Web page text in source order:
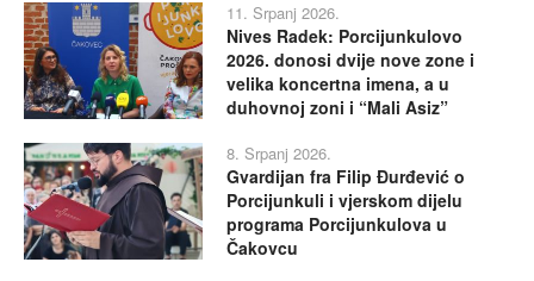
11. Srpanj 2026.
Nives Radek: Porcijunkulovo
2026. donosi dvije nove zone i
velika koncertna imena, a u
duhovnoj zoni i “Mali Asiz”
8. Srpanj 2026.
Gvardijan fra Filip Đurđević o
Porcijunkuli i vjerskom dijelu
programa Porcijunkulova u
Čakovcu